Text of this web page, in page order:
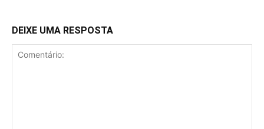
DEIXE UMA RESPOSTA